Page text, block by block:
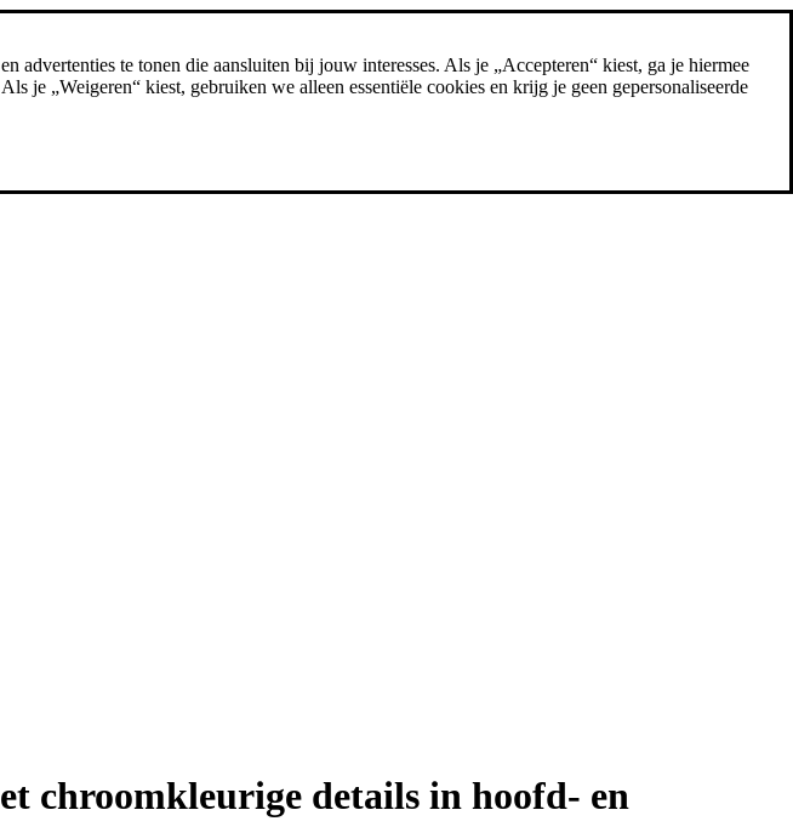
advertenties te tonen die aansluiten bij jouw interesses. Als je „Accepteren“ kiest, ga je hiermee
je „Weigeren“ kiest, gebruiken we alleen essentiële cookies en krijg je geen gepersonaliseerde
chroomkleurige details in hoofd- en